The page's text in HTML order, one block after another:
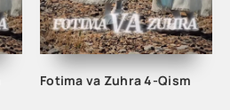
Fotima va Zuhra 4-Qism